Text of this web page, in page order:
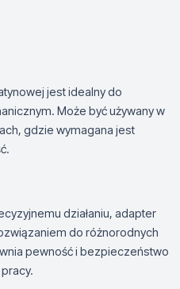
jest idealny do
Może być używany w
gdzie wymagana jest
działaniu, adapter
do różnorodnych
pewność i bezpieczeństwo